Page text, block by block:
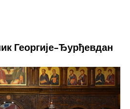
Георгије-Ђурђевдан